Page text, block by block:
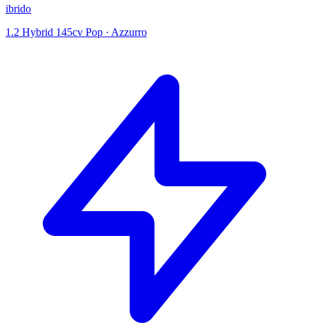
ibrido
1.2 Hybrid 145cv Pop · Azzurro